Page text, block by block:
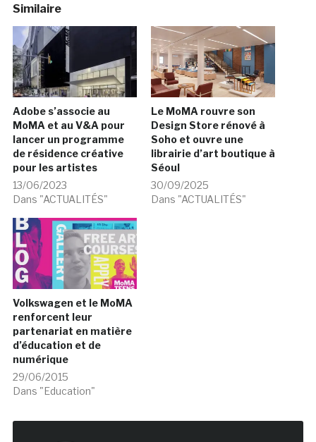
Similaire
Adobe s’associe au
MoMA et au V&A pour
lancer un programme
de résidence créative
pour les artistes
13/06/2023
Dans "ACTUALITÉS"
Le MoMA rouvre son
Design Store rénové à
Soho et ouvre une
librairie d’art boutique à
Séoul
30/09/2025
Dans "ACTUALITÉS"
Volkswagen et le MoMA
renforcent leur
partenariat en matière
d’éducation et de
numérique
29/06/2015
Dans "Education"